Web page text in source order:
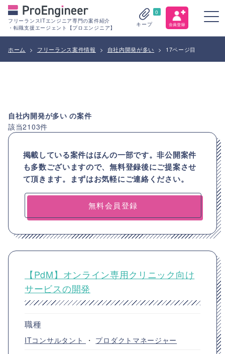
フリーランスITエンジニア専門の案件紹介
・転職支援エージェント【プロエンジニア】
0
キープ
ホーム > フリーランス案件情報 > 自社内開発が多い > 17ページ目
自社内開発が多いの案件
該当2103件
掲載している案件はほんの一部です。非公開案件
も多数ございますので、無料登録後にご提案させ
て頂きます。まずはお気軽にご連絡ください。
無料会員登録
【PdM】オンライン専用クリニック向け
サービスの開発
職種
ITコンサルタント ・ プロダクトマネージャー